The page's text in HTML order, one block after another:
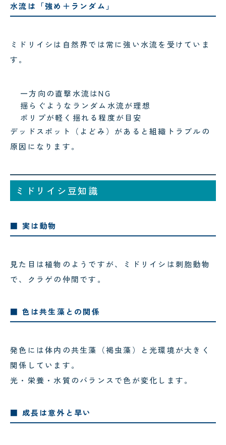
水流は「強め＋ランダム」
ミドリイシは自然界では常に強い水流を受けていま
す。
一方向の直撃水流はNG
揺らぐようなランダム水流が理想
ポリプが軽く揺れる程度が目安
デッドスポット（よどみ）があると組織トラブルの
原因になります。
ミドリイシ豆知識
■ 実は動物
見た目は植物のようですが、ミドリイシは刺胞動物
で、クラゲの仲間です。
■ 色は共生藻との関係
発色には体内の共生藻（褐虫藻）と光環境が大きく
関係しています。
光・栄養・水質のバランスで色が変化します。
■ 成長は意外と早い